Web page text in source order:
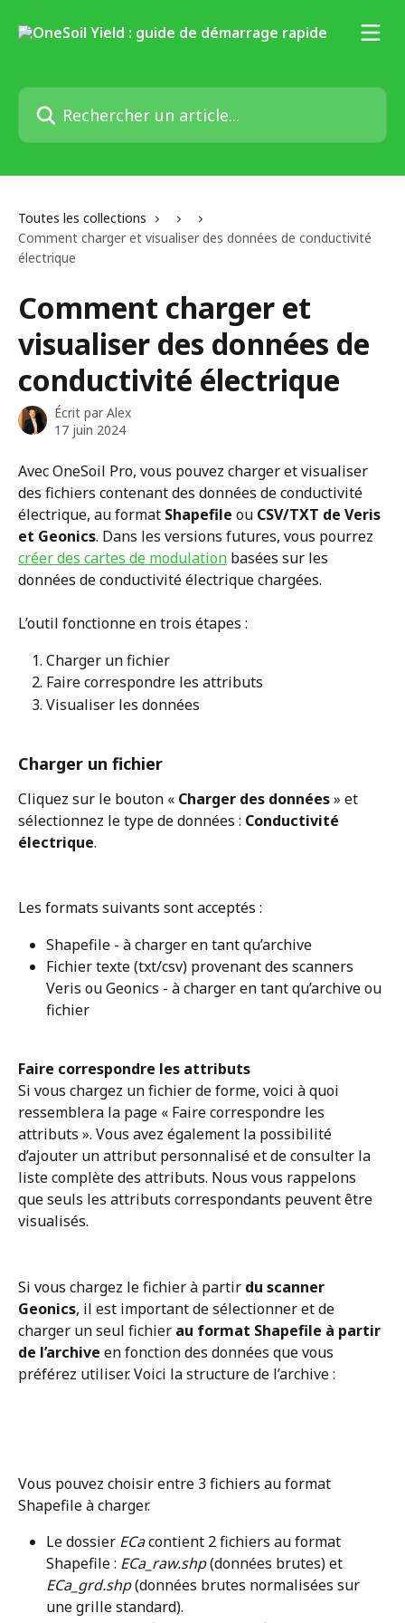
Rechercher un article...
Toutes les collections
Comment charger et visualiser des données de conductivité
électrique
Comment charger et
visualiser des données de
conductivité électrique
Écrit par Alex
17 juin 2024
Avec OneSoil Pro, vous pouvez charger et visualiser
des fichiers contenant des données de conductivité
électrique, au format Shapefile ou CSV/TXT de Veris
et Geonics. Dans les versions futures, vous pourrez
créer des cartes de modulation basées sur les
données de conductivité électrique chargées.
L’outil fonctionne en trois étapes :
Charger un fichier
Faire correspondre les attributs
Visualiser les données
Charger un fichier
Cliquez sur le bouton « Charger des données » et
sélectionnez le type de données : Conductivité
électrique.
Les formats suivants sont acceptés :
Shapefile - à charger en tant qu’archive
Fichier texte (txt/csv) provenant des scanners
Veris ou Geonics - à charger en tant qu’archive ou
fichier
Faire correspondre les attributs
Si vous chargez un fichier de forme, voici à quoi
ressemblera la page « Faire correspondre les
attributs ». Vous avez également la possibilité
d’ajouter un attribut personnalisé et de consulter la
liste complète des attributs. Nous vous rappelons
que seuls les attributs correspondants peuvent être
visualisés.
Si vous chargez le fichier à partir du scanner
Geonics, il est important de sélectionner et de
charger un seul fichier au format Shapefile à partir
de l’archive en fonction des données que vous
préférez utiliser. Voici la structure de l’archive :
Vous pouvez choisir entre 3 fichiers au format
Shapefile à charger.
Le dossier ECa contient 2 fichiers au format
Shapefile : ECa_raw.shp (données brutes) et
ECa_grd.shp (données brutes normalisées sur
une grille standard).